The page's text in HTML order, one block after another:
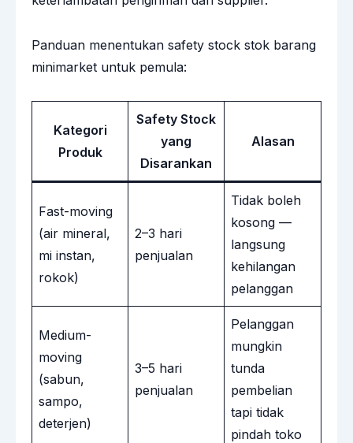
Panduan menentukan safety stock stok barang
minimarket untuk pemula:
Kategori
Produk
Safety Stock
yang
Disarankan
Alasan
Fast-moving
(air mineral,
mi instan,
rokok)
2–3 hari
penjualan
Tidak boleh
kosong —
langsung
kehilangan
pelanggan
Medium-
moving
(sabun,
sampo,
deterjen)
3–5 hari
penjualan
Pelanggan
mungkin
tunda
pembelian
tapi tidak
pindah toko